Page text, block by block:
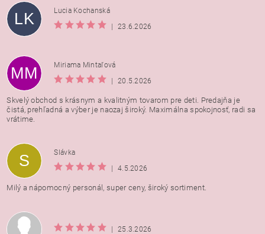
Vložením hodnotenie súhlasíte s
osobných údajov
LK
Lucia Kochanská
|
23.6.2026
MM
Miriama Mintaľová
|
20.5.2026
Skvelý obchod s krásnym a kvalitným tovarom pre deti. Predajňa je
čistá, prehľadná a výber je naozaj široký. Maximálna spokojnosť, radi sa
vrátime.
S
Slávka
|
4.5.2026
Milý a nápomocný personál, super ceny, široký sortiment.
| 25.3.2026